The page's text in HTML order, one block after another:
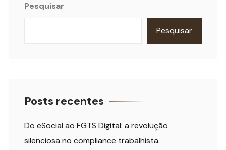
Pesquisar
Pesquisar
Posts recentes
Do eSocial ao FGTS Digital: a revolução
silenciosa no compliance trabalhista.